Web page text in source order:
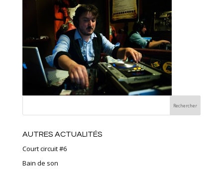
AUTRES ACTUALITÉS
Court circuit #6
Bain de son